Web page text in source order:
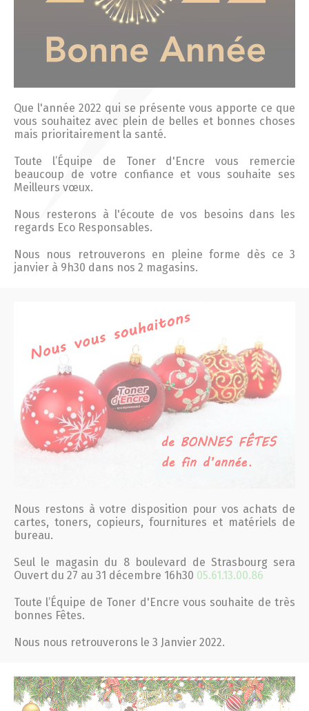
Actualités 2020 et avant
Divers
Produits
Professionnels
Particuliers
Catalogue
Analyse des besoins
Conseils et Astuces
Devis en 24H
Notre métier
Que l'année 2022 qui se présente vous apporte ce que
vous souhaitez avec plein de belles et bonnes choses
mais prioritairement la santé.
Toute l’Équipe de Tonerd'Encre vous remercie
beaucoup de votre confiance et vous souhaite ses
Meilleurs vœux.
Nous resterons à l'écoute de vos besoins dans les
regards Eco Responsables.
Nous nous retrouverons en pleine forme dès ce 3
janvier à 9h30 dans nos 2 magasins.
Nous restons à votre disposition pour vos achats de
cartes, toners, copieurs, fournitures et matériels de
bureau.
Seul le magasin du 8 boulevard de Strasbourg sera
Ouvert du 27 au 31 décembre 16h30 05.61.13.00.86
Toute l’Équipe de Toner d' Encre vous souhaite de très
bonnes Fêtes.
Nous nous retrouverons le 3 Janvier 2022.